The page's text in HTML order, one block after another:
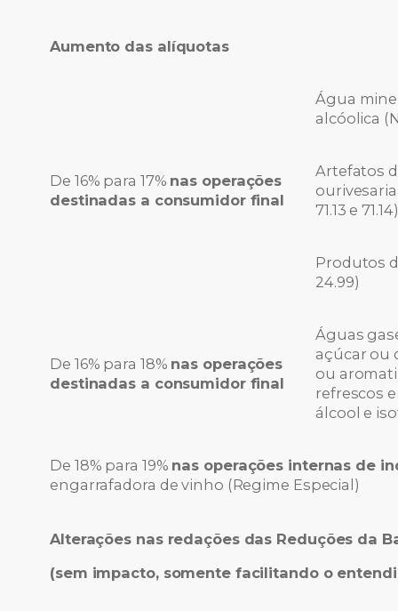
Aumento das alíquotas
De 16% para 17% nas operações
destinadas a consumidor final
Água
alcóolica
Artefatos
71.13 e 71.14)
Produtos
24.99)
De 16% para 18% nas operações
destinadas a consumidor final
Águas
açúcar ou
ou
refrescos
álcool e
De 18% para 19% nas operações internas de
engarrafadora de vinho (Regime Especial)
Alterações nas redações das Reduções da
(sem impacto, somente facilitando o